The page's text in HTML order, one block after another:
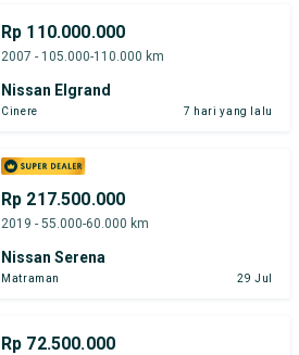
Rp 110.000.000
2007 - 105.000-110.000 km
Nissan Elgrand
Cinere 7 hari yang lalu
Rp 217.500.000
2019 - 55.000-60.000 km
Nissan Serena
Matraman 29 Jul
Rp 72.500.000